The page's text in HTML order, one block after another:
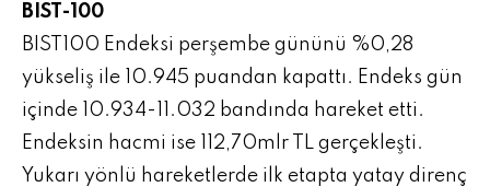
BIST-100
BIST100 Endeksi perşembe gününü %0,28
yükseliş ile 10.945 puandan kapattı. Endeks gün
içinde 10.934-11.032 bandında hareket etti.
Endeksin hacmi ise 112,70mlr TL gerçekleşti.
Yukarı yönlü hareketlerde ilk etapta yatay direnç